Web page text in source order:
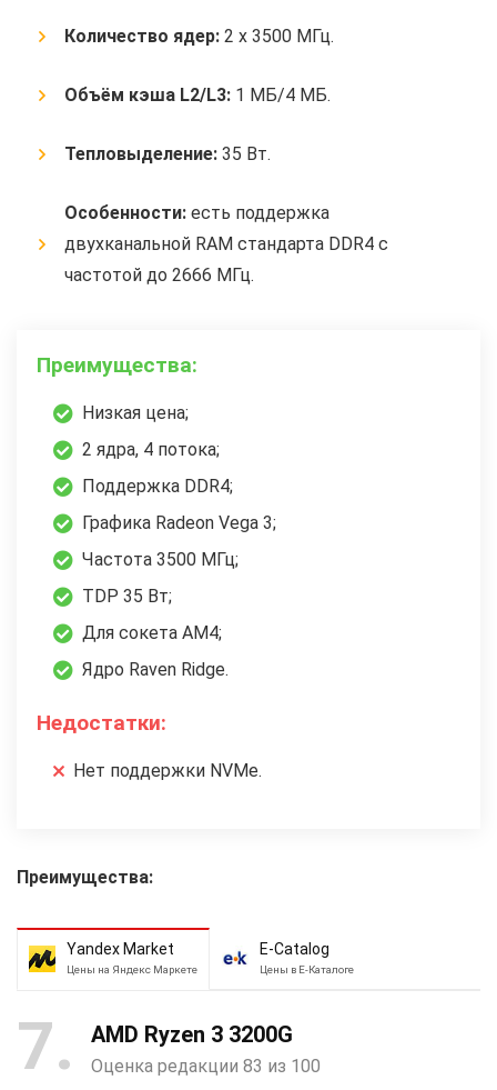
Количество ядер: 2 x 3500 МГц.
Объём кэша L2/L3: 1 МБ/4 МБ.
Тепловыделение: 35 Вт.
Особенности: есть поддержка
двухканальной RAM стандарта DDR4 с
частотой до 2666 МГц.
Преимущества:
Низкая цена;
2 ядра, 4 потока;
Поддержка DDR4;
Графика Radeon Vega 3;
Частота 3500 МГц;
TDP 35 Вт;
Для сокета АМ4;
Ядро Raven Ridge.
Недостатки:
Нет поддержки NVMe.
Преимущества:
Yandex Market
Цены на Яндекс Маркете
E-Catalog
Цены в Е-Каталоге
7 AMD Ryzen 3 3200G
Оценка редакции 83 из 100